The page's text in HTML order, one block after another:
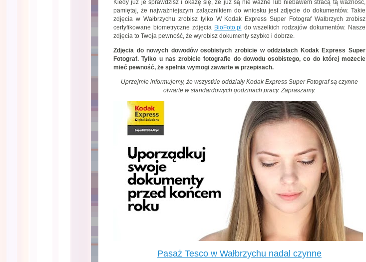
Kiedy już je sprawdzisz i okażę się, że już są nie ważne lub niebawem stracą tą ważność,
pamiętaj, że najważniejszym załącznikiem do wniosku jest zdjęcie do dokumentów. Takie
zdjęcia w Wałbrzychu zrobisz tylko W Kodak Express Super Fotograf Wałbrzych zrobisz
certyfikowane biometryczne zdjęcia BioFoto.pl do wszelkich rodzajów dokumentów. Nasze
zdjęcia to Twoja pewność, że wyrobisz dokumenty szybko i dobrze.
Zdjęcia do nowych dowodów osobistych zrobicie w oddziałach Kodak Express Super
Fotograf. Tylko u nas zrobicie fotografie do dowodu osobistego, co do której możecie
mieć pewność, że spełnia wymogi zawarte w przepisach.
Uprzejmie informujemy, że wszystkie oddziały Kodak Express Super Fotograf są czynne
otwarte w standardowych godzinach pracy. Zapraszamy.
Pasaż Tesco w Wałbrzychu nadal czynne